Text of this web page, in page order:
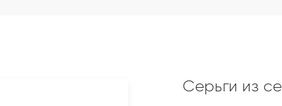
Серьги из